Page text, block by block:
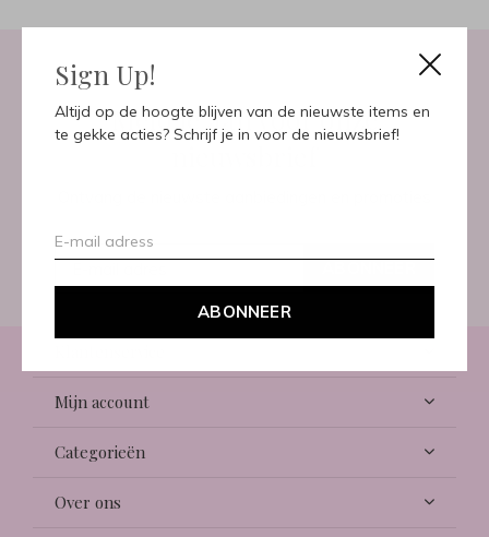
Sign Up!
Altijd op de hoogte blijven van de nieuwste items en
te gekke acties? Schrijf je in voor de nieuwsbrief!
ABONNEER
Meld je aan voor onze
nieuwsbrief
Mijn account
Categorieën
Over ons